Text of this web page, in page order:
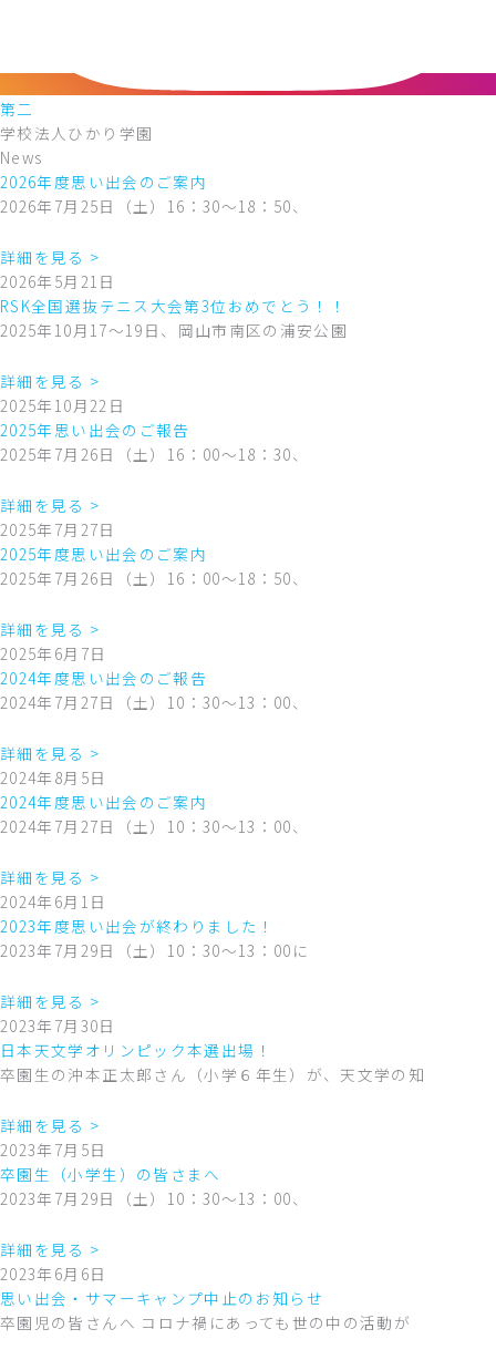
第二
学校法人ひかり学園
News
2026年度思い出会のご案内
2026年7月25日（土）16：30～18：50、
詳細を見る >
2026年5月21日
RSK全国選抜テニス大会第3位おめでとう！！
2025年10月17～19日、岡山市南区の浦安公園
詳細を見る >
2025年10月22日
2025年思い出会のご報告
2025年7月26日（土）16：00～18：30、
詳細を見る >
2025年7月27日
2025年度思い出会のご案内
2025年7月26日（土）16：00～18：50、
詳細を見る >
2025年6月7日
2024年度思い出会のご報告
2024年7月27日（土）10：30～13：00、
詳細を見る >
2024年8月5日
2024年度思い出会のご案内
2024年7月27日（土）10：30～13：00、
詳細を見る >
2024年6月1日
2023年度思い出会が終わりました！
2023年7月29日（土）10：30～13：00に
詳細を見る >
2023年7月30日
日本天文学オリンピック本選出場！
卒園生の沖本正太郎さん（小学６年生）が、天文学の知
詳細を見る >
2023年7月5日
卒園生（小学生）の皆さまへ
2023年7月29日（土）10：30～13：00、
詳細を見る >
2023年6月6日
思い出会・サマーキャンプ中止のお知らせ
卒園児の皆さんへ コロナ禍にあっても世の中の活動が